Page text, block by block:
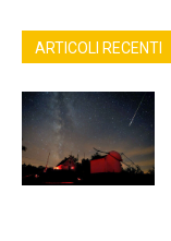
ARTICOLI RECENTI